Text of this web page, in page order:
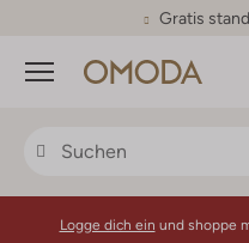
30 Tage
Menü
Logge dich ein und shoppe